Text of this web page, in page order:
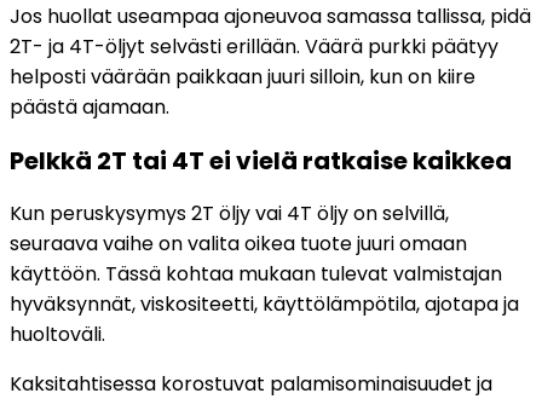
Jos huollat useampaa ajoneuvoa samassa tallissa, pidä
2T- ja 4T-öljyt selvästi erillään. Väärä purkki päätyy
helposti väärään paikkaan juuri silloin, kun on kiire
päästä ajamaan.
Pelkkä 2T tai 4T ei vielä ratkaise kaikkea
Kun peruskysymys 2T öljy vai 4T öljy on selvillä,
seuraava vaihe on valita oikea tuote juuri omaan
käyttöön. Tässä kohtaa mukaan tulevat valmistajan
hyväksynnät, viskositeetti, käyttölämpötila, ajotapa ja
huoltoväli.
Kaksitahtisessa korostuvat palamisominaisuudet ja